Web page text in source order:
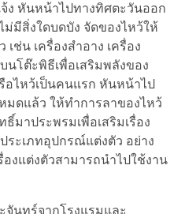
ง หันหน้าไปทางทิศตะวันออก
ม่มีสิ่งใดบดบัง จัดของไหว้ให้
ช่น เครื่องสำอาง เครื่อง
นโต๊ะพิธีเพื่อเสริมพลังของ
ไหว้เป็นคนแรก หันหน้าไป
มดแล้ว ให้ทำการลาของไหว้
มาประพรมเพื่อเสริมเรื่อง
ระเภทอุปกรณ์แต่งตัว อย่าง
องแต่งตัวสามารถนำไปใช้งาน
นทร์จากโรงแรมและ